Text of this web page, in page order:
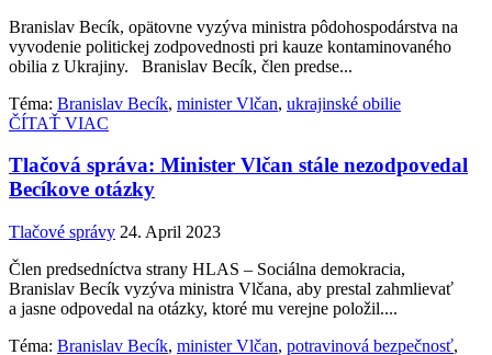
Branislav Becík, opätovne vyzýva ministra pôdohospodárstva na
vyvodenie politickej zodpovednosti pri kauze kontaminovaného
obilia z Ukrajiny. Branislav Becík, člen predse...
Téma: Branislav Becík, minister Vlčan, ukrajinské obilie
ČÍTAŤ VIAC
Tlačová správa: Minister Vlčan stále nezodpovedal
Becíkove otázky
Tlačové správy 24. April 2023
Člen predsedníctva strany HLAS – Sociálna demokracia,
Branislav Becík vyzýva ministra Vlčana, aby prestal zahmlievať
a jasne odpovedal na otázky, ktoré mu verejne položil....
Téma: Branislav Becík, minister Vlčan, potravinová bezpečnosť,